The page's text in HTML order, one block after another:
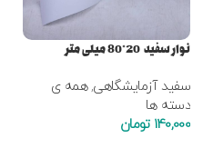
نوار سفید 20*80 میلی متر
سفید آزمایشگاهی,همه ی
دسته ها
140,000 تومان